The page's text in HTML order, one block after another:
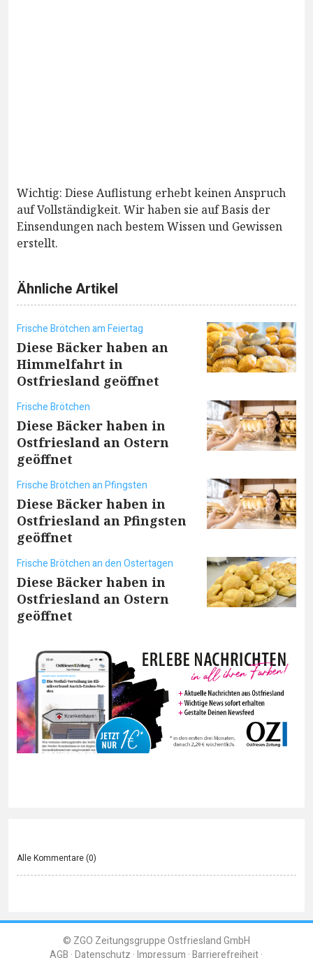
Wichtig: Diese Auflistung erhebt keinen Anspruch
auf Vollständigkeit. Wir haben sie auf Basis der
Einsendungen nach bestem Wissen und Gewissen
erstellt.
Ähnliche Artikel
Frische Brötchen am Feiertag
Diese Bäcker haben an
Himmelfahrt in
Ostfriesland geöffnet
Frische Brötchen
Diese Bäcker haben in
Ostfriesland an Ostern
geöffnet
Frische Brötchen an Pfingsten
Diese Bäcker haben in
Ostfriesland an Pfingsten
geöffnet
Frische Brötchen an den Ostertagen
Diese Bäcker haben in
Ostfriesland an Ostern
geöffnet
Alle Kommentare (0)
© ZGO Zeitungsgruppe Ostfriesland GmbH
AGB Datenschutz Impressum Barrierefreiheit